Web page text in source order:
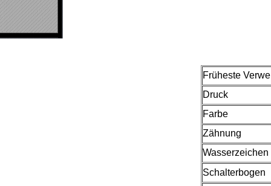
Früheste
Druck
Farbe
Zähnung
Wasserzeichen
Schalterbogen